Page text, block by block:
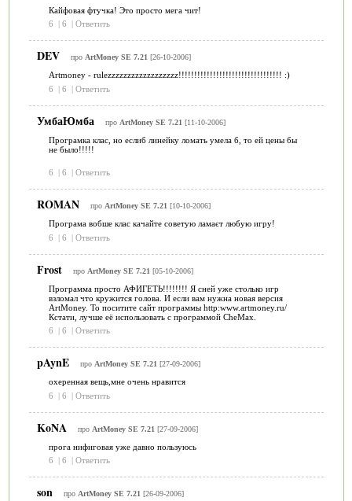
Кайфовая фтучка! Это просто мега чит!
6
| 6 | Ответить
DEV про ArtMoney SE 7.21 [26-10-2006]
Artmoney - rulezzzzzzzzzzzzzzzzzz!!!!!!!!!!!!!!!!!!!!!!!!!!!!!!!!! :)
6
| 6 | Ответить
УмбаЮмба про ArtMoney SE 7.21 [11-10-2006]
Програмка клас, но еслиб линейку ломать умела б, то ей цены бы
не было!!!!!
6 | 6 | Ответить
ROMAN про ArtMoney SE 7.21 [10-10-2006]
Програма вобше клас качайте советую ламаєт любую игру!
6
| 6 | Ответить
Frost про ArtMoney SE 7.21 [05-10-2006]
Программа просто АФИГЕТЬ!!!!!!!! Я сней уже столько игр
взломал что кружится голова. И если вам нужна новая версия
ArtMoney. То поситите сайт программы http:www.artmoney.ru/
Кстати, лучше её использовать с программой CheMax.
6
| 6 | Ответить
pAynE про ArtMoney SE 7.21 [27-09-2006]
охеренная вещь,мне очень нравится
6
| 6 | Ответить
KoNA про ArtMoney SE 7.21 [27-09-2006]
прога нифиговая уже давно пользуюсь
6
| 6 | Ответить
son про ArtMoney SE 7.21 [26-09-2006]